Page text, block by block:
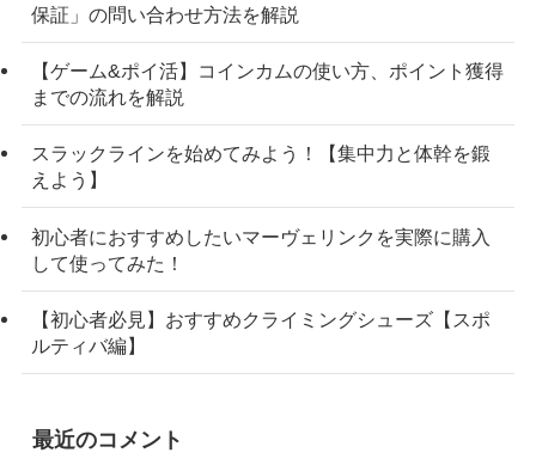
保証」の問い合わせ方法を解説
【ゲーム&ポイ活】コインカムの使い方、ポイント獲得
までの流れを解説
スラックラインを始めてみよう！【集中力と体幹を鍛
えよう】
初心者におすすめしたいマーヴェリンクを実際に購入
して使ってみた！
【初心者必見】おすすめクライミングシューズ【スポ
ルティバ編】
最近のコメント